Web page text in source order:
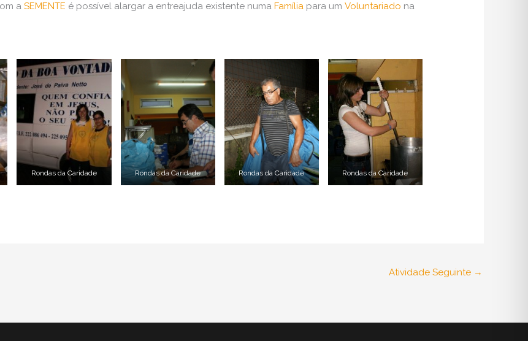
aSEMENTE é possível alargar a entreajuda existente numaFamília para umVoluntariado na
Rondas da Caridade Rondas da Caridade Rondas da Caridade Rondas da Caridade
Atividade Seguinte →